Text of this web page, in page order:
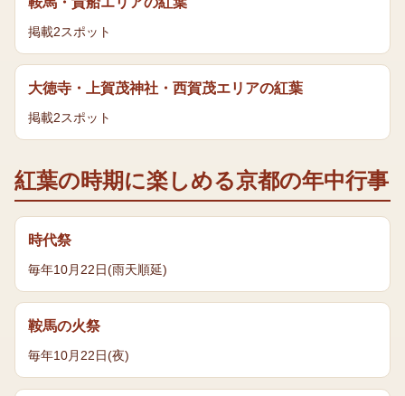
掲載2スポット
大徳寺・上賀茂神社・西賀茂エリアの紅葉
掲載2スポット
紅葉の時期に楽しめる京都の年中行事
時代祭
毎年10月22日(雨天順延)
鞍馬の火祭
毎年10月22日(夜)